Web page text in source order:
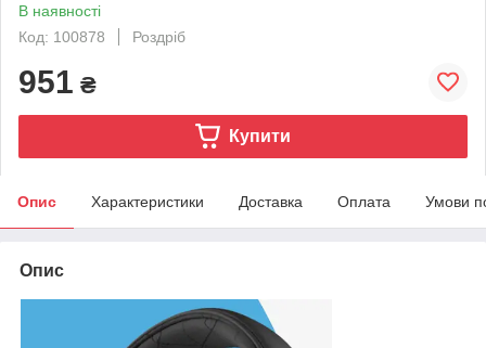
В наявності
Код: 100878
Роздріб
951 ₴
Купити
Опис Характеристики Доставка Оплата Умови
Опис